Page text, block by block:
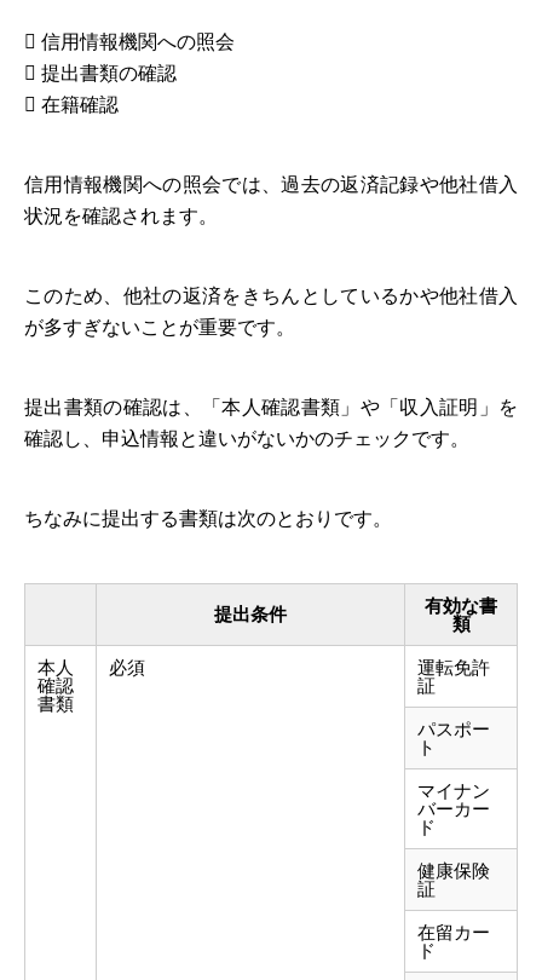
 信用情報機関への照会
 提出書類の確認
 在籍確認
信用情報機関への照会では、過去の返済記録や他社借入
状況を確認されます。
このため、他社の返済をきちんとしているかや他社借入
が多すぎないことが重要です。
提出書類の確認は、「本人確認書類」や「収入証明」を
確認し、申込情報と違いがないかのチェックです。
ちなみに提出する書類は次のとおりです。
提出条件
有効な書
類
本人
確認
書類
必須
運転免許
証
パスポー
ト
マイナン
バーカー
ド
健康保険
証
在留カー
ド